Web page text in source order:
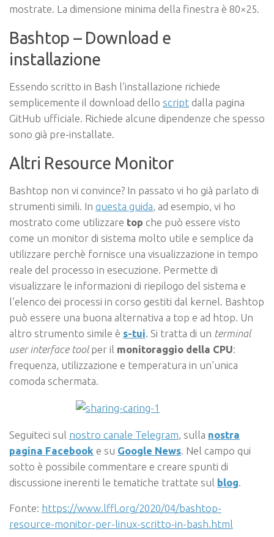
mostrate. La dimensione minima della finestra è 80×25.
Bashtop – Download e
installazione
Essendo scritto in Bash l’installazione richiede
semplicemente il download dello script dalla pagina
GitHub ufficiale. Richiede alcune dipendenze che spesso
sono già pre-installate.
Altri Resource Monitor
Bashtop non vi convince? In passato vi ho già parlato di
strumenti simili. In questa guida , ad esempio, vi ho
mostrato come utilizzare top che può essere visto
come un monitor di sistema molto utile e semplice da
utilizzare perchè fornisce una visualizzazione in tempo
reale del processo in esecuzione. Permette di
visualizzare le informazioni di riepilogo del sistema e
l’elenco dei processi in corso gestiti dal kernel . Bashtop
può essere una buona alternativa a top e ad htop. Un
altro strumento simile è s-tui . Si tratta di un terminal
user interface toolper il monitoraggio della CPU:
frequenza, utilizzazione e temperatura in un’unica
comoda schermata.
Seguiteci sul nostro canale Telegram , sulla nostra
pagina Facebook e su Google News . Nel campo qui
sotto è possibile commentare e creare spunti di
discussione inerenti le tematiche trattate sul blog
Fonte: https://www.lffl.org/2020/04/bashtop-
resource-monitor-per-linux-scritto-in-bash.html